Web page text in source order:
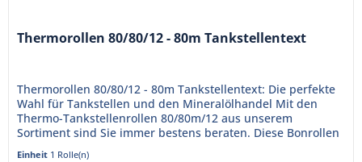
Thermorollen 80/80/12 - 80m Tankstellentext
Thermorollen 80/80/12 - 80m Tankstellentext: Die perfekte
Wahl für Tankstellen und den Mineralölhandel Mit den
Thermo-Tankstellenrollen 80/80m/12 aus unserem
Sortiment sind Sie immer bestens beraten. Diese Bonrollen
sind bereits mit...
Einheit 1 Rolle(n)